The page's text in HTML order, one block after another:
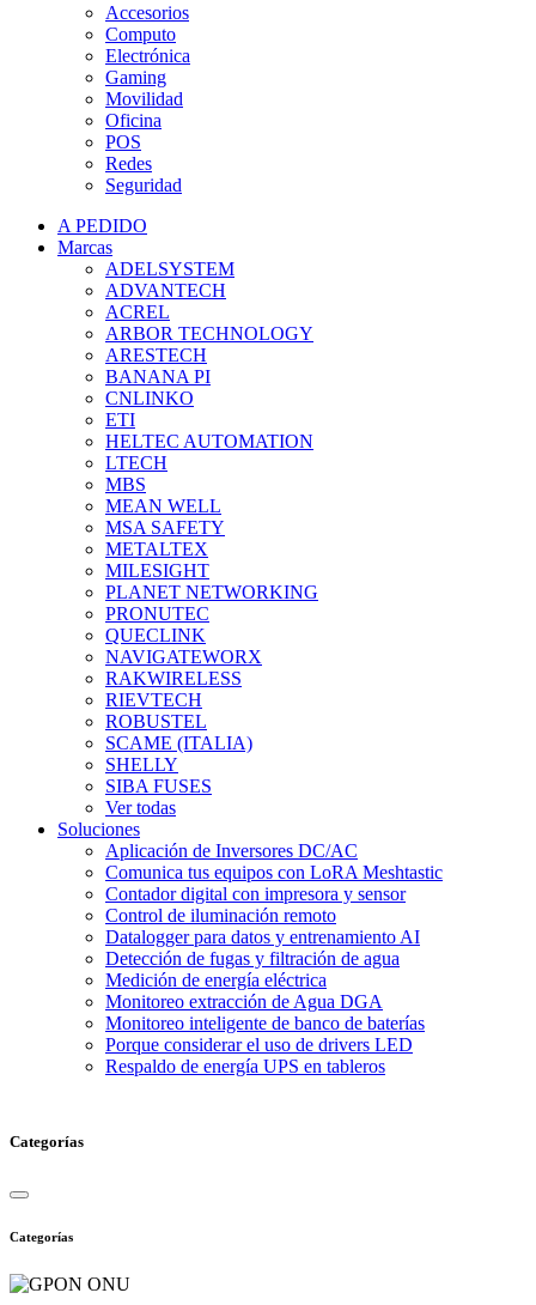
Accesorios
Computo
Electrónica
Gaming
Movilidad
Oficina
POS
Redes
Seguridad
A PEDIDO
Marcas
ADELSYSTEM
ADVANTECH
ACREL
ARBOR TECHNOLOGY
ARESTECH
BANANA PI
CNLINKO
ETI
HELTEC AUTOMATION
LTECH
MBS
MEAN WELL
MSA SAFETY
METALTEX
MILESIGHT
PLANET NETWORKING
PRONUTEC
QUECLINK
NAVIGATEWORX
RAKWIRELESS
RIEVTECH
ROBUSTEL
SCAME (ITALIA)
SHELLY
SIBA FUSES
Ver todas
Soluciones
Aplicación de Inversores DC/AC
Comunica tus equipos con LoRA Meshtastic
Contador digital con impresora y sensor
Control de iluminación remoto
Datalogger para datos y entrenamiento AI
Detección de fugas y filtración de agua
Medición de energía eléctrica
Monitoreo extracción de Agua DGA
Monitoreo inteligente de banco de baterías
Porque considerar el uso de drivers LED
Respaldo de energía UPS en tableros
Categorías
Categorías